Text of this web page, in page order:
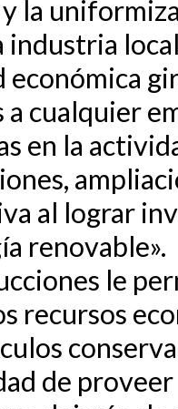
la
económica
cualquier
en la
al lograr
renovable».
le
recursos
de proveer